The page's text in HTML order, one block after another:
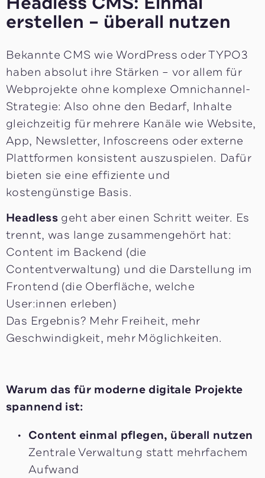
erstellen – überall nutzen
Bekannte CMS wie WordPress oder TYPO3
haben absolut ihre Stärken – vor allem für
Webprojekte ohne komplexe Omnichannel-
Strategie: Also ohne den Bedarf, Inhalte
gleichzeitig für mehrere Kanäle wie Website,
App, Newsletter, Infoscreens oder externe
Plattformen konsistent auszuspielen. Dafür
bieten sie eine effiziente und
kostengünstige Basis.
Headless geht aber einen Schritt weiter. Es
trennt, was lange zusammengehört hat:
Content im Backend (die
Contentverwaltung) und die Darstellung im
Frontend (die Oberfläche, welche
User:innen erleben)
Das Ergebnis? Mehr Freiheit, mehr
Geschwindigkeit, mehr Möglichkeiten.
Warum das für moderne digitale Projekte
spannend ist:
Content einmal pflegen, überall nutzen
Zentrale Verwaltung statt mehrfachem
Aufwand